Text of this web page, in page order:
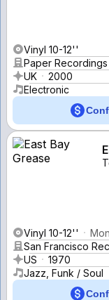
Vinyl 10-12''
Paper Recordings
UK
2000
Electronic
Vinyl 10-12''
San Francisco
US
1970
Jazz, Funk / Soul